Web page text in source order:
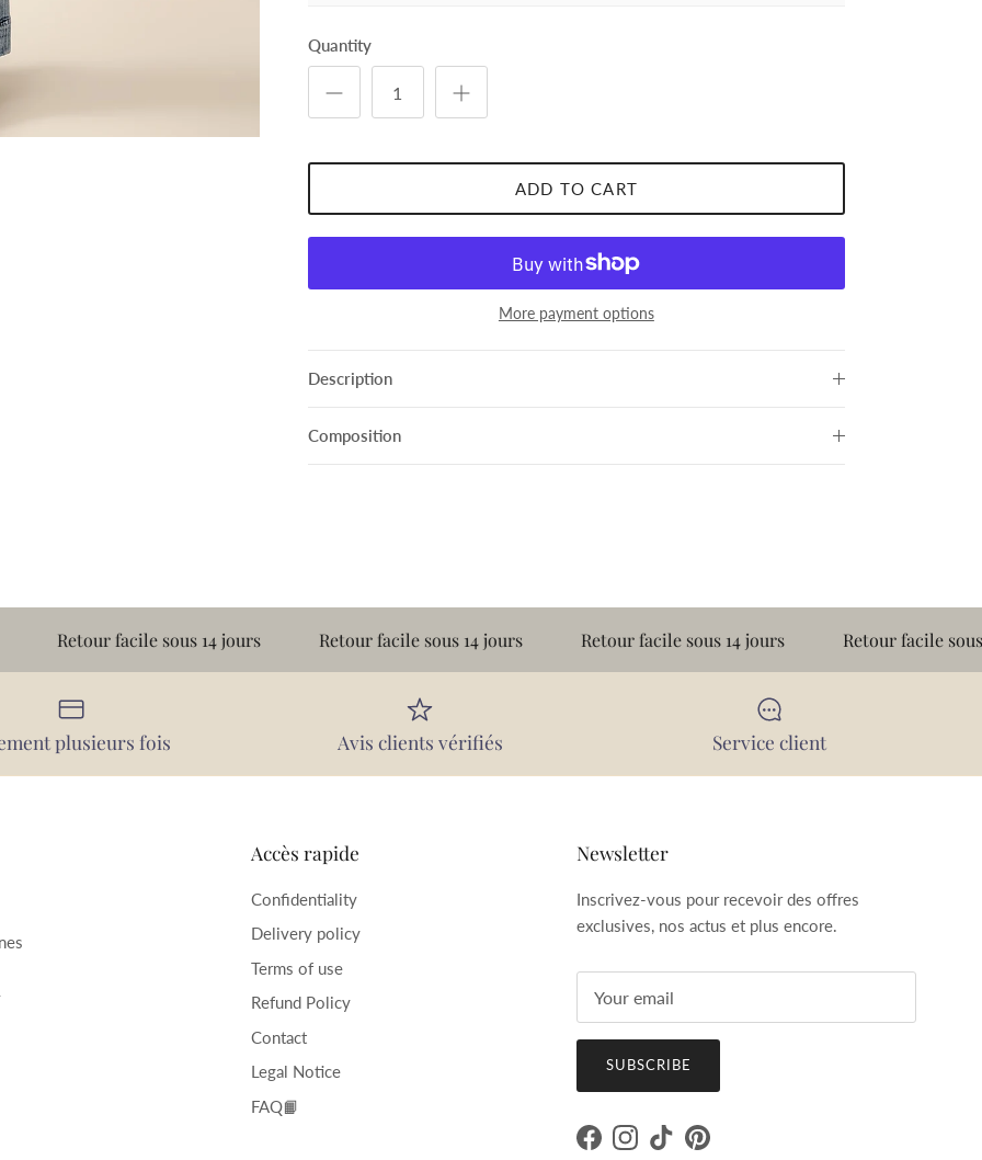
Quantity
ADD TO CART
More payment options
Description
Composition
facile sous 14 jours Retour facile sous 14 jours Retour facile sous 14 jours Retour facile sous 14 jours
plusieurs fois Avis clients vérifiés Service client
Accès rapide
Confidentiality
Delivery policy
Terms of use
Refund Policy
Contact
Legal Notice
FAQ📙
Newsletter
Inscrivez-vous pour recevoir des offres
exclusives, nos actus et plus encore.
SUBSCRIBE
FacebookInstagram
TikTokPinterest